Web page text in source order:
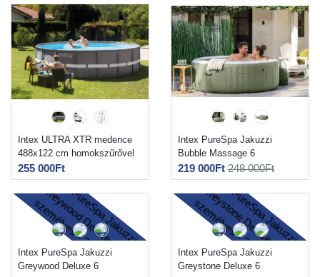
488x122 cm homokszűrővel
-26326
255 000Ft
Bubble Massage 6
személyes - 28428
219 000Ft 248 000Ft
Greywood Deluxe 6
Greystone Deluxe 6